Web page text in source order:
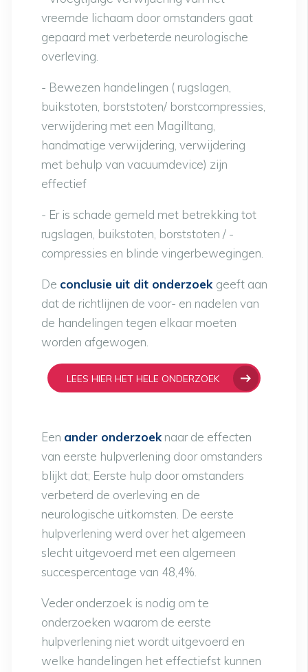
vreemde lichaam door omstanders gaat
gepaard met verbeterde neurologische
overleving.
- Bewezen handelingen ( rugslagen,
buikstoten, borststoten/ borstcompressies,
verwijdering met een Magilltang,
handmatige verwijdering, verwijdering
met behulp van vacuumdevice) zijn
effectief
- Er is schade gemeld met betrekking tot
rugslagen, buikstoten, borststoten / -
compressies en blinde vingerbewegingen.
De conclusie uit dit onderzoek geeft aan
dat de richtlijnen de voor- en nadelen van
de handelingen tegen elkaar moeten
worden afgewogen.
LEES HIER HET HELE ONDERZOEK
Een ander onderzoeknaar de effecten
van eerste hulpverlening door omstanders
blijkt dat; Eerste hulp door omstanders
verbeterd de overleving en de
neurologische uitkomsten. De eerste
hulpverlening werd over het algemeen
slecht uitgevoerd met een algemeen
succespercentage van 48,4%.
Veder onderzoek is nodig om te
onderzoeken waarom de eerste
hulpverlening niet wordt uitgevoerd en
welke handelingen het effectiefst kunnen